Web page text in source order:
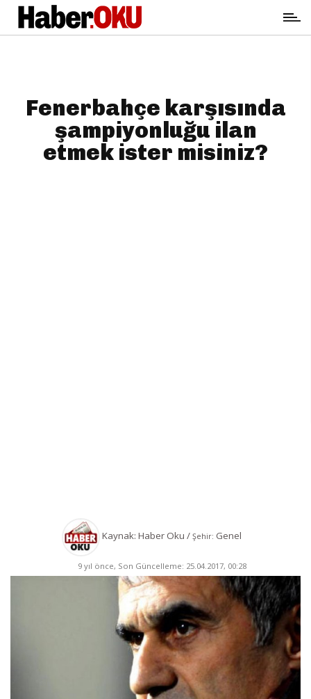
Fenerbahçe karşısında
şampiyonluğu ilan
etmek ister misiniz?
Kaynak: Haber Oku / Şehir: Genel
9 yıl önce, Son Güncelleme: 25.04.2017, 00:28